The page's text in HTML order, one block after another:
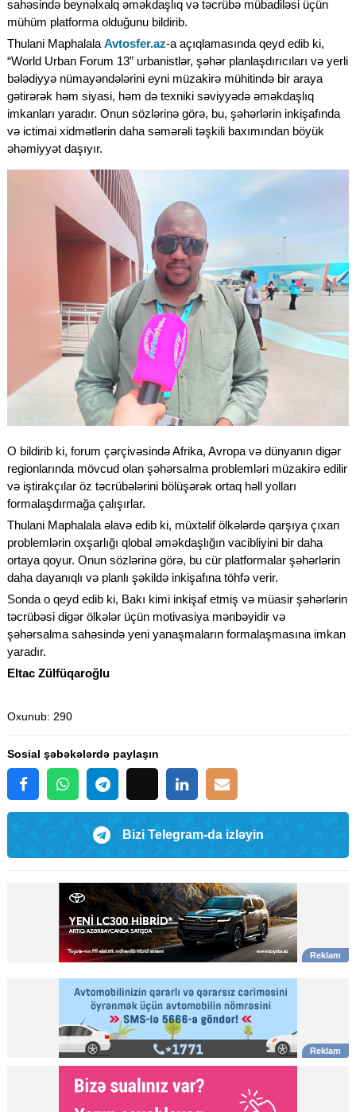
sahəsində beynəlxalq əməkdaşlıq və təcrübə mübadiləsi üçün
mühüm platforma olduğunu bildirib.
Thulani Maphalala Avtosfer.az-a açıqlamasında qeyd edib ki,
“World Urban Forum 13” urbanistlər, şəhər planlaşdırıcıları və yerli
bələdiyyə nümayəndələrini eyni müzakirə mühitində bir araya
gətirərək həm siyasi, həm də texniki səviyyədə əməkdaşlıq
imkanları yaradır. Onun sözlərinə görə, bu, şəhərlərin inkişafında
və ictimai xidmətlərin daha səmərəli təşkili baxımından böyük
əhəmiyyət daşıyır.
O bildirib ki, forum çərçivəsində Afrika, Avropa və dünyanın digər
regionlarında mövcud olan şəhərsalma problemləri müzakirə edilir
və iştirakçılar öz təcrübələrini bölüşərək ortaq həll yolları
formalaşdırmağa çalışırlar.
Thulani Maphalala əlavə edib ki, müxtəlif ölkələrdə qarşıya çıxan
problemlərin oxşarlığı qlobal əməkdaşlığın vacibliyini bir daha
ortaya qoyur. Onun sözlərinə görə, bu cür platformalar şəhərlərin
daha dayanıqlı və planlı şəkildə inkişafına töhfə verir.
Sonda o qeyd edib ki, Bakı kimi inkişaf etmiş və müasir şəhərlərin
təcrübəsi digər ölkələr üçün motivasiya mənbəyidir və
şəhərsalma sahəsində yeni yanaşmaların formalaşmasına imkan
yaradır.
Eltac Zülfüqaroğlu
Oxunub: 290
Sosial şəbəkələrdə paylaşın
Bizi Telegram-da izləyin